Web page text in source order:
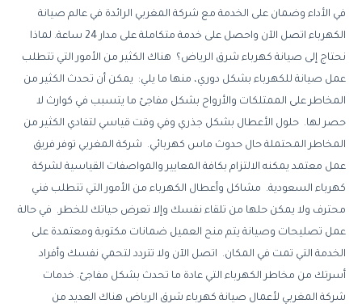
في الأداء وضمان على الخدمة مع شركة المغربي الرائدة في عالم صيانة
الكهرباء اتصل الآن واحصل على خدمة متكاملة على مدار 24 ساعة. لماذا
نحتاج إلى صيانة كهرباء شرق الرياض؟ هناك الكثير من الأمور التي تتطلب
عمل صيانة للكهرباء بشكل دوري، منها ما يلي: يمكن أن تحدث الكثير من
المخاطر على الممتلكات والأرواح بشكل مفاجئ ما يتسبب في كوارث لا
حصر لها. حلول الأعطال بشكل جذري وفي وقت قياسي لتفادي الكثير من
المخاطر المحتملة حال حدوث ماس كهربائي. شركة المغربي توفر فريق
عمل معتمد يمكنه الالتزام بكافة المعايير والمواصفات القياسية لشركة
كهرباء السعودية. مشاكل وأعطال الكهرباء من الأمور التي تتطلب فني
محترف ولا يمكن حلها من تلقاء نفسك وإلا تعرض حياتك للخطر. في حالة
عمل تصليحات وصيانة يتم منح العميل ضمانات مكتوبة ومعتمدة على
الخدمة التي تمت في المكان. اتصل الآن ولا تتردد لتحمي نفسك وأفراد
أسرتك من مخاطر الكهرباء التي عادة ما تحدث بشكل مفاجئ. خدمات
شركة المغربي لأعمال صيانة كهرباء شرق الرياض هناك العديد من